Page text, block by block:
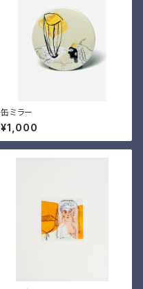
缶ミラー
¥1,000